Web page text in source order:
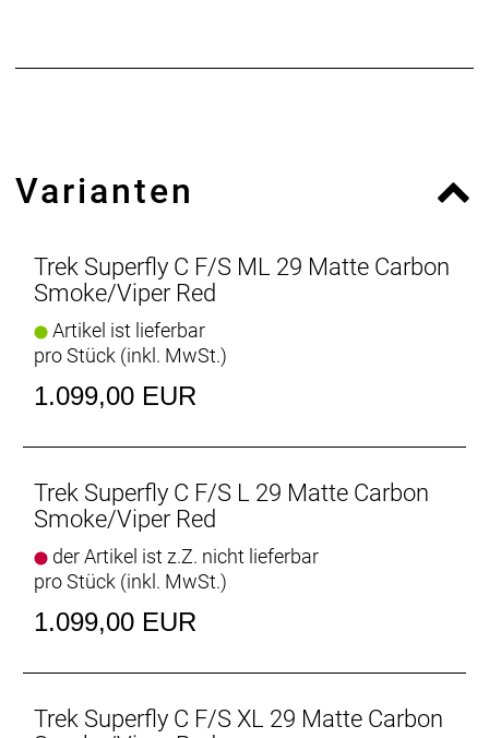
Varianten
Trek Superfly C F/S ML 29 Matte Carbon
Smoke/Viper Red
Artikel ist lieferbar
pro Stück (inkl. MwSt.)
1.099,00 EUR
Trek Superfly C F/S L 29 Matte Carbon
Smoke/Viper Red
der Artikel ist z.Z. nicht lieferbar
pro Stück (inkl. MwSt.)
1.099,00 EUR
Trek Superfly C F/S XL 29 Matte Carbon